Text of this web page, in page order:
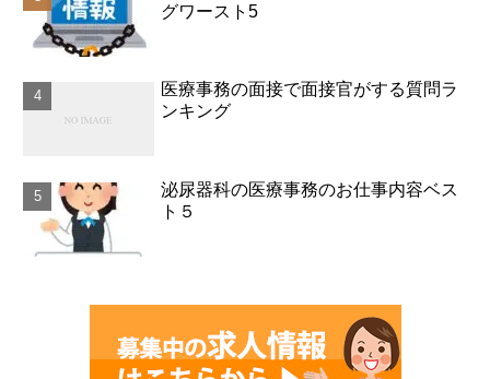
グワースト5
医療事務の面接で面接官がする質問ラ
ンキング
泌尿器科の医療事務のお仕事内容ベス
ト５